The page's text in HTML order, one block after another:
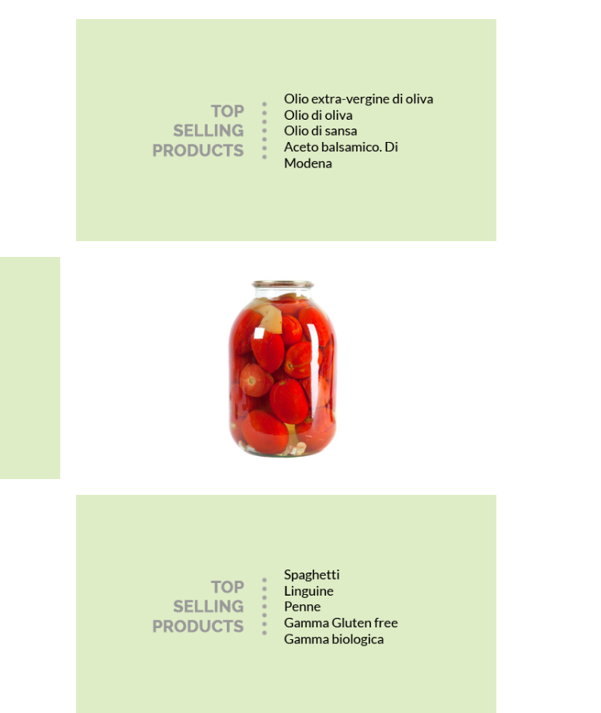
frozen.
di vini proviene principalmente dalla cantina Terre
anche la nostra casa madre. Terre Cevico
uno dei maggiori produttori di vino leader nel segmento